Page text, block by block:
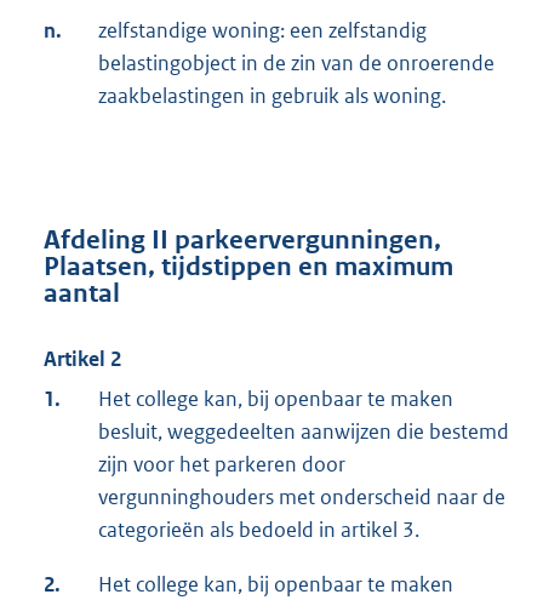
n.
zelfstandige woning: een zelfstandig
belastingobject in de zin van de onroerende
zaakbelastingen in gebruik als woning.
Afdeling II parkeervergunningen,
Plaatsen, tijdstippen en maximum
aantal
Artikel 2
1.
Het college kan, bij openbaar te maken
besluit, weggedeelten aanwijzen die bestemd
zijn voor het parkeren door
vergunninghouders met onderscheid naar de
categorieën als bedoeld in artikel 3.
2.
Het college kan, bij openbaar te maken